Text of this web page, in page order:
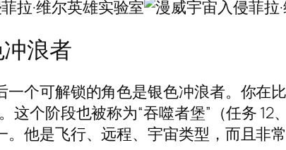
浪者
一个可解锁的角色是银色冲浪者。你在
这个阶段也被称为“吞噬者堡”（任务
他是飞行、远程、宇宙类型，而且非常